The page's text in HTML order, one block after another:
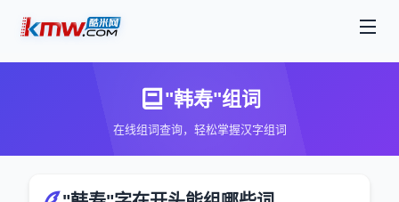
"韩寿"组词
在线组词查询，轻松掌握汉字组词